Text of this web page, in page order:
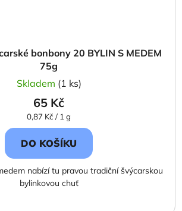
bonbony 20 BYLIN S MEDEM
75g
Skladem (1 ks)
65 Kč
Měrná
cena:
0,87 Kč / 1 g
DO KOŠÍKU
nabízí tu pravou tradiční švýcarskou
bylinkovou chuť